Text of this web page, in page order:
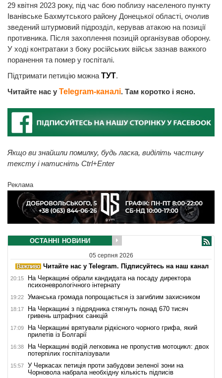
29 квітня 2023 року, під час бою поблизу населеного пункту
Іванівське Бахмутського району Донецької області, очолив
зведений штурмовий підрозділ, керував атакою на позиції
противника. Після захоплення позицій організував оборону.
У ході контратаки з боку російських військ зазнав важкого
поранення та помер у госпіталі.
Підтримати петицію можна ТУТ.
Читайте нас у Telegram-каналі. Там коротко і ясно.
Якщо ви знайшли помилку, будь ласка, виділіть частину
тексту і натисніть Ctrl+Enter
Реклама
ОСТАННІ НОВИНИ
05 серпня 2026
Читайте нас у Telegram. Підписуйтесь на наш канал
20:15
На Черкащині обрали кандидата на посаду директора
психоневрологічного інтернату
19:22 Уманська громада попрощається із загиблим захисником
18:17
На Черкащині з підрядника стягнуть понад 670 тисяч
гривень штрафних санкцій
17:09
На Черкащині врятували рідкісного чорного грифа, який
прилетів із Болгарії
16:38
На Черкащині водій легковика не пропустив мотоцикл: двох
потерпілих госпіталізували
15:57
У Черкасах петиція проти забудови зеленої зони на
Чорновола набрала необхідну кількість підписів